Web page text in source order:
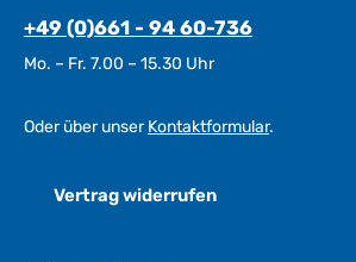
+49 (0)661 - 94 60-736
Mo. – Fr. 7.00 – 15.30 Uhr
Oder über unserKontaktformular.
Vertrag widerrufen